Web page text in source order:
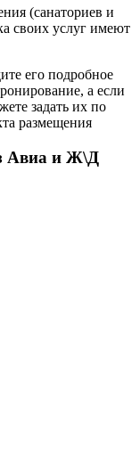
(санаториев и
своих услуг имеют
его подробное
а если
задать их по
размещения
Авиа и Ж\Д